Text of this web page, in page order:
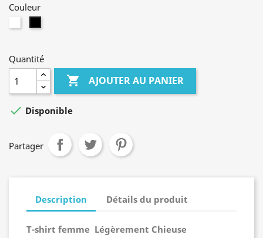
Couleur
Quantité
 AJOUTER AU PANIER
 Disponible
Partager
Description Détails du produit
T-shirt femme Légèrement Chieuse